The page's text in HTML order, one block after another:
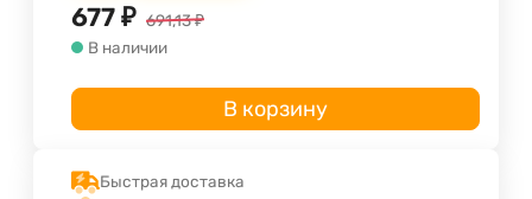
677 ₽ 691,13₽
В наличии
В корзину
Быстрая доставка